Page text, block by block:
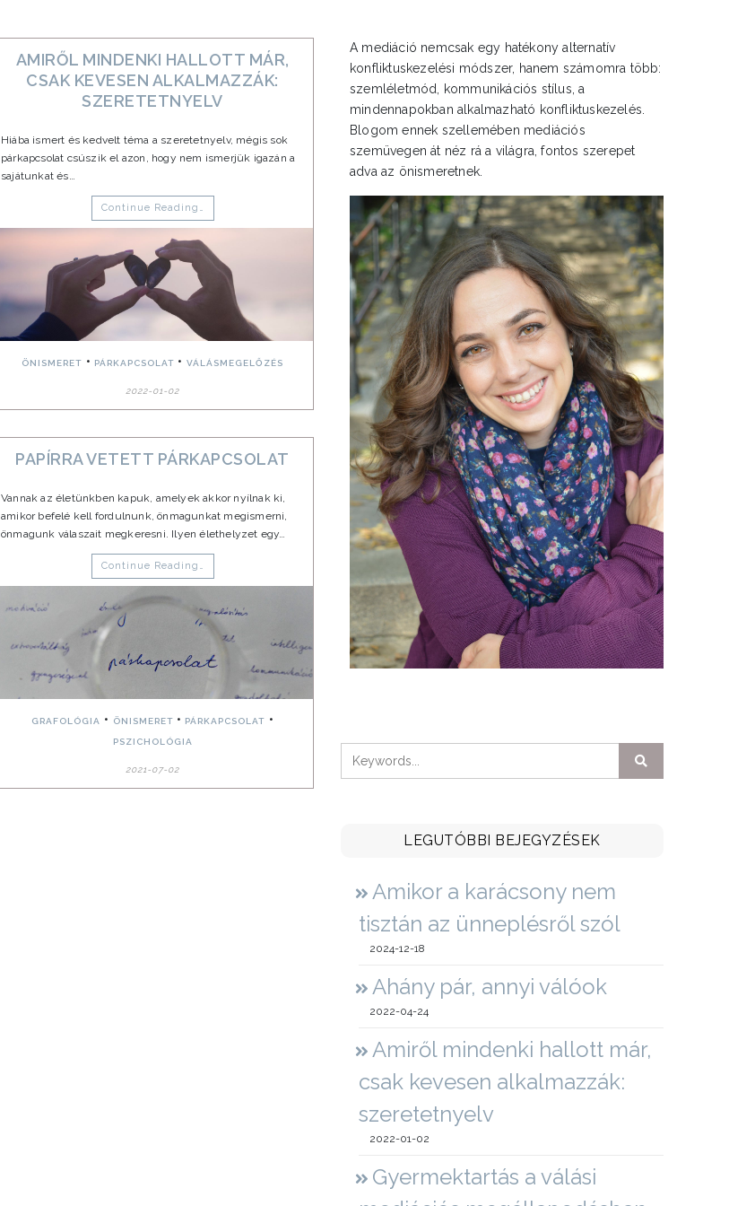
AMIRŐL MINDENKI HALLOTT MÁR,
CSAK KEVESEN ALKALMAZZÁK:
SZERETETNYELV
Hiába ismert és kedvelt téma a szeretetnyelv, mégis sok
párkapcsolat csúszik el azon, hogy nem ismerjük igazán a
sajátunkat és…
Continue Reading…
ÖNISMERET • PÁRKAPCSOLAT • VÁLÁSMEGELŐZÉS
2022-01-02
PAPÍRRA VETETT PÁRKAPCSOLAT
Vannak az életünkben kapuk, amelyek akkor nyílnak ki,
amikor befelé kell fordulnunk, önmagunkat megismerni,
önmagunk válaszait megkeresni. Ilyen élethelyzet egy…
Continue Reading…
GRAFOLÓGIA • ÖNISMERET• PÁRKAPCSOLAT •
PSZICHOLÓGIA
2021-07-02
A mediáció nemcsak egy hatékony alternatív
konfliktuskezelési módszer, hanem számomra több:
szemléletmód, kommunikációs stílus, a
mindennapokban alkalmazható konfliktuskezelés.
Blogom ennek szellemében mediációs
szemüvegen át néz rá a világra, fontos szerepet
adva az önismeretnek.
LEGUTÓBBI BEJEGYZÉSEK
Amikor a karácsony nem
tisztán az ünneplésről szól
2024-12-18
Ahány pár, annyi válóok
2022-04-24
Amiről mindenki hallott már,
csak kevesen alkalmazzák:
szeretetnyelv
2022-01-02
Gyermektartás a válási